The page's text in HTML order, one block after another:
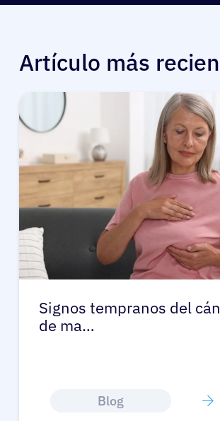
Artículo más
Signos tempranos del
de ma…
Blog